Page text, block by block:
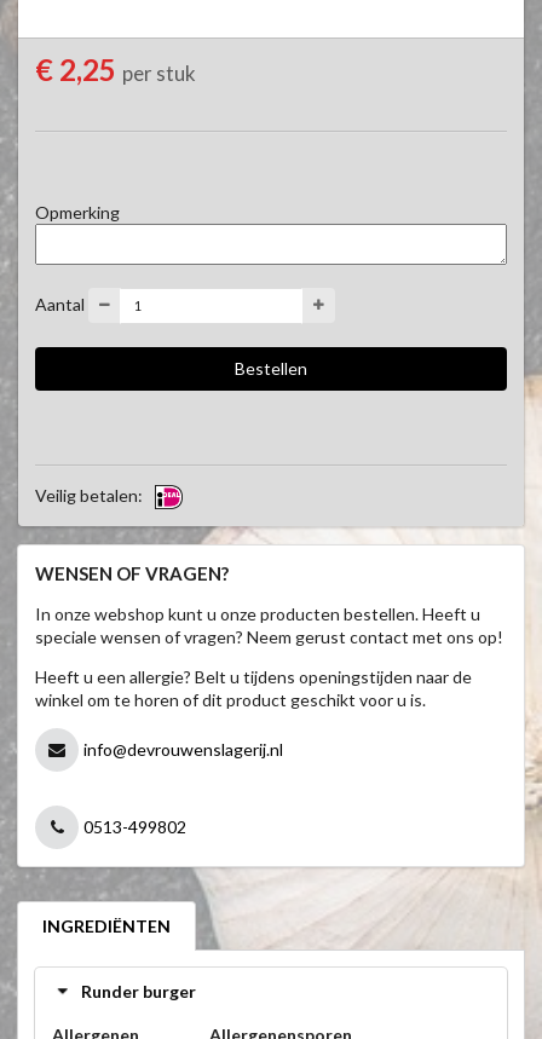
€ 2,25 per stuk
Opmerking
Aantal
Veilig betalen:
WENSEN OF VRAGEN?
In onze webshop kunt u onze producten bestellen. Heeft u
speciale wensen of vragen? Neem gerust contact met ons op!
Heeft u een allergie? Belt u tijdens openingstijden naar de
winkel om te horen of dit product geschikt voor u is.
info@devrouwenslagerij.nl
0513-499802
INGREDIËNTEN
Runder burger
Allergenen
Allergenensporen